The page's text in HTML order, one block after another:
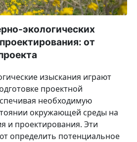
экологических
от
изыскания играют
проектной
необходимую
окружающей среды на
и проектирования. Эти
определить потенциальное